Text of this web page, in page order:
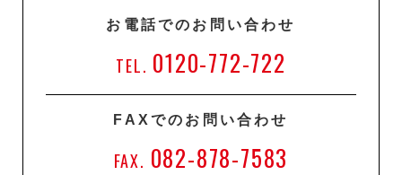
お電話でのお問い合わせ
TEL. 0120-772-722
FAXでのお問い合わせ
FAX. 082-878-7583